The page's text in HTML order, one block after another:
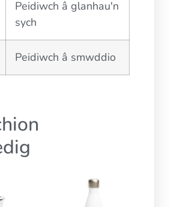
Peidiwch â glanhau'n
sych
Peidiwch â smwddio